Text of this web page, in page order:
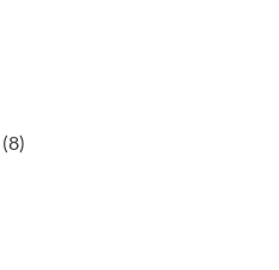
(8)